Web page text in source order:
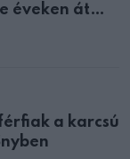
éveken át
a karcsú